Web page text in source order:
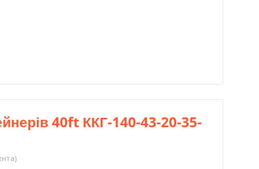
40ft ККГ-140-43-20-35-